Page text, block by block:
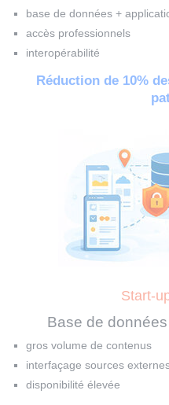
base de données +
accès professionnels
interopérabilité
Réduction de 10%
Start-
Base de
gros volume de contenus
interfaçage sources
disponibilité élevée